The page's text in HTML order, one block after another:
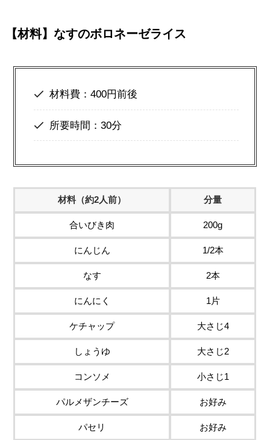
【材料】なすのボロネーゼライス
材料費：400円前後
所要時間：30分
材料（約2人前） 分量
合いびき肉 200g
にんじん 1/2本
なす 2本
にんにく 1片
ケチャップ 大さじ4
しょうゆ 大さじ2
コンソメ 小さじ1
パルメザンチーズ お好み
パセリ お好み